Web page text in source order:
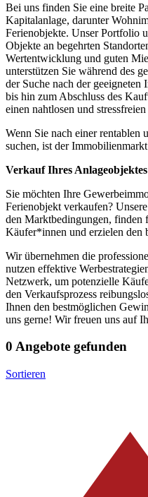
Bei uns finden Sie eine breite
Kapitalanlage, darunter
Ferienobjekte. Unser Portfolio
Objekte an begehrten
Wertentwicklung und guten
unterstützen Sie während des
der Suche nach der
bis hin zum Abschluss des
einen nahtlosen und
Wenn Sie nach einer rentablen
suchen, ist der
Verkauf Ihres Anlageobjektes
Sie möchten Ihre
Ferienobjekt verkaufen?
den Marktbedingungen, finden
Käufer*innen und erzielen den
Wir übernehmen die
nutzen effektive
Netzwerk, um potenzielle
den Verkaufsprozess
Ihnen den bestmöglichen
uns gerne! Wir freuen uns auf
0 Angebote gefunden
Sortieren